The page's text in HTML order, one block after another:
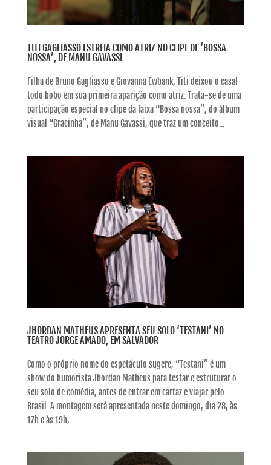
TITI GAGLIASSO ESTREIA COMO ATRIZ NO CLIPE DE ‘BOSSA
NOSSA’, DE MANU GAVASSI
Filha de Bruno Gagliasso e Giovanna Ewbank, Titi deixou o casal
todo bobo em sua primeira aparição como atriz. Trata-se de uma
participação especial no clipe da faixa “Bossa nossa”, do álbum
visual “Gracinha”, de Manu Gavassi, que traz um conceito...
JHORDAN MATHEUS APRESENTA SEU SOLO ‘TESTANI’ NO
TEATRO JORGE AMADO, EM SALVADOR
Como o próprio nome do espetáculo sugere, “Testani” é um
show do humorista Jhordan Matheus para testar e estruturar o
seu solo de comédia, antes de entrar em cartaz e viajar pelo
Brasil. A montagem será apresentada neste domingo, dia 28, às
17h e às 19h,...